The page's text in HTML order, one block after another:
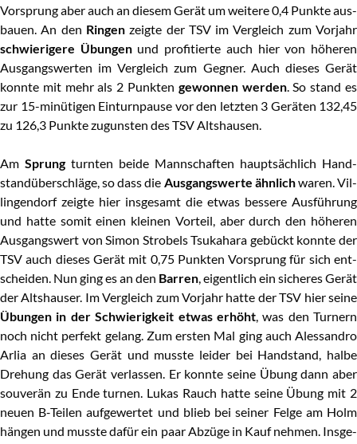
Vor­sprung aber auch an die­sem Gerät um wei­te­re 0,4 Punk­te aus­
bau­en. An den Rin­genzeig­te der TSV im Ver­gleich zum Vor­jahr
schwie­ri­ge­re Übun­genund pro­fi­tier­te auch hier von höhe­ren
Aus­gangs­wer­ten im Ver­gleich zum Geg­ner. Auch die­ses Gerät
konn­te mit mehr als 2 Punk­ten gewon­nen wer­den. So stand es
zur 15-minü­ti­gen Ein­turn­pau­se vor den letz­ten 3 Gerä­ten 132,45
zu 126,3 Punk­te zuguns­ten des TSV Altshausen.
Am Sprungturn­ten bei­de Mann­schaf­ten haupt­säch­lich Hand­
stand­über­schlä­ge, so dass die Aus­gangs­wer­te ähn­lichwaren. Vil­
lin­gen­dorf zeig­te hier ins­ge­samt die etwas bes­se­re Aus­füh­rung
und hat­te somit einen klei­nen Vor­teil, aber durch den höhe­ren
Aus­gangs­wert von Simon Stro­bels Tsu­ka­ha­ra gebückt konn­te der
TSV auch die­ses Gerät mit 0,75 Punk­ten Vor­sprung für sich ent­
schei­den. Nun ging es an den Bar­ren, eigent­lich ein siche­res Gerät
der Alt­shau­ser. Im Ver­gleich zum Vor­jahr hat­te der TSV hier sei­ne
Übun­gen in der Schwie­rig­keit etwas erhöht, was den Tur­nern
noch nicht per­fekt gelang. Zum ers­ten Mal ging auch Ales­san­dro
Arlia an die­ses Gerät und muss­te lei­der bei Hand­stand, hal­be
Dre­hung das Gerät ver­las­sen. Er konn­te sei­ne Übung dann aber
sou­ve­rän zu Ende tur­nen. Lukas Rauch hat­te sei­ne Übung mit 2
neu­en B‑Teilen auf­ge­wer­tet und blieb bei sei­ner Fel­ge am Holm
hän­gen und muss­te dafür ein paar Abzü­ge in Kauf neh­men. Ins­ge­